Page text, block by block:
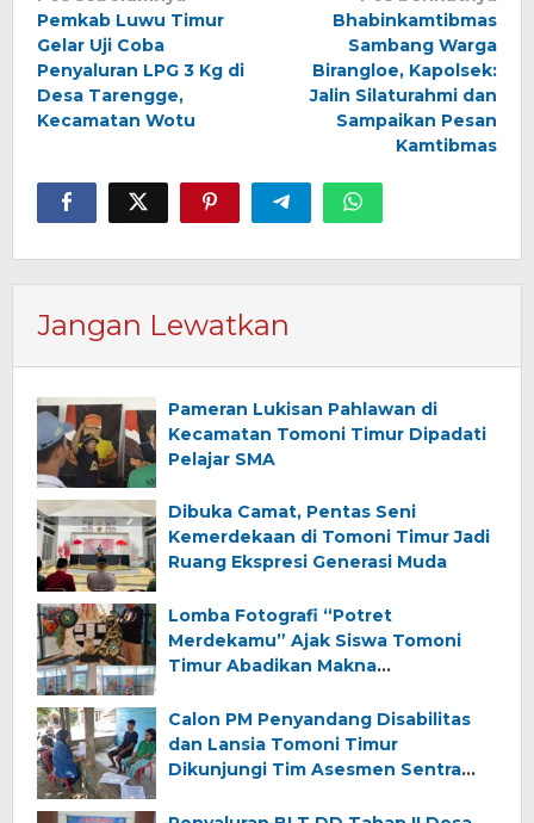
pos
Pemkab Luwu Timur
Gelar Uji Coba
Penyaluran LPG 3 Kg di
Desa Tarengge,
Kecamatan Wotu
Bhabinkamtibmas
Sambang Warga
Birangloe, Kapolsek:
Jalin Silaturahmi dan
Sampaikan Pesan
Kamtibmas
Jangan Lewatkan
Pameran Lukisan Pahlawan di
Kecamatan Tomoni Timur Dipadati
Pelajar SMA
Dibuka Camat, Pentas Seni
Kemerdekaan di Tomoni Timur Jadi
Ruang Ekspresi Generasi Muda
Lomba Fotografi “Potret
Merdekamu” Ajak Siswa Tomoni
Timur Abadikan Makna
Calon PM Penyandang Disabilitas
dan Lansia Tomoni Timur
Dikunjungi Tim Asesmen Sentra